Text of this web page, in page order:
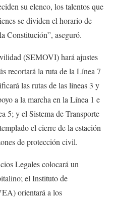
su elenco, los talentos que
se dividen el horario de
Constitución”, aseguró.
(SEMOVI) hará ajustes
recortará la ruta de la Línea 7
las rutas de las líneas 3 y
a la marcha en la Línea 1 e
5; y el Sistema de Transporte
el cierre de la estación
de protección civil.
Legales colocará un
el Instituto de
orientará a los